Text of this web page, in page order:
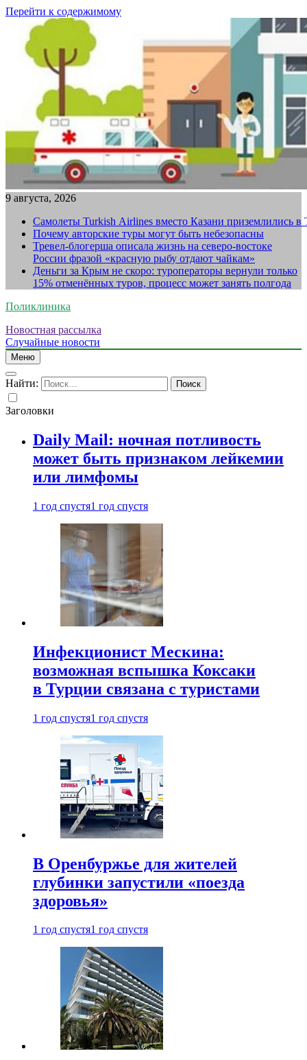
Перейти к содержимому
9 августа, 2026
Самолеты Turkish Airlines вместо Казани приземлились в
Почему авторские туры могут быть небезопасны
Тревел-блогерша описала жизнь на северо-востоке
России фразой «красную рыбу отдают чайкам»
Деньги за Крым не скоро: туроператоры вернули только
15% отменённых туров, процесс может занять полгода
Поликлиника
Новостная рассылка
Случайные новости
Меню
Найти:
Заголовки
Daily Mail: ночная потливость
может быть признаком лейкемии
или лимфомы
1 год спустя1 год спустя
Инфекционист Мескина:
возможная вспышка Коксаки
в Турции связана с туристами
1 год спустя1 год спустя
В Оренбуржье для жителей
глубинки запустили «поезда
здоровья»
1 год спустя1 год спустя